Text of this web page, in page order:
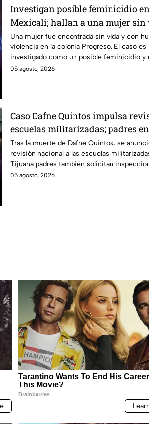
Investigan posible feminicidio en
Mexicali; hallan a una mujer sin
con huellas de violencia
Una mujer fue encontrada sin vida y con
violencia en la colonia Progreso. El caso es
investigado como un posible feminicidio y
detenidos.
05 agosto, 2026
Caso Dafne Quintos impulsa
escuelas militarizadas; padres en
Tijuana exigen supervisión
Tras la muerte de Dafne Quintos, se
revisión nacional a las escuelas
Tijuana padres también solicitan
05 agosto, 2026